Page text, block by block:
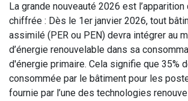
La grande nouveauté 2026 est l’apparition
chiffrée : Dès le 1er janvier 2026, tout
assimilé (PER ou PEN) devra intégrer au
d’énergie renouvelable dans sa
d'énergie primaire. Cela signifie que 35%
consommée par le bâtiment pour les
fournie par l’une des technologies